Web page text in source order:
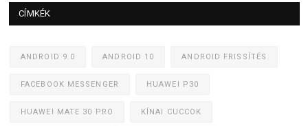
CÍMKÉK
ANDROID 9.0 ANDROID 10 ANDROID FRISSÍTÉS
FACEBOOK MESSENGER HUAWEI P30
HUAWEI MATE 30 PRO KÍNAI CUCCOK